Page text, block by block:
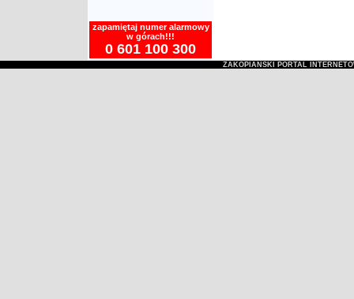
zapamiętaj numer alarmowy
w górach!!!
0 601 100 300
ZAKOPIAŃSKI PORTAL